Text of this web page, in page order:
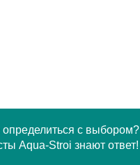
с выбором?
Aqua-Stroi знают ответ!